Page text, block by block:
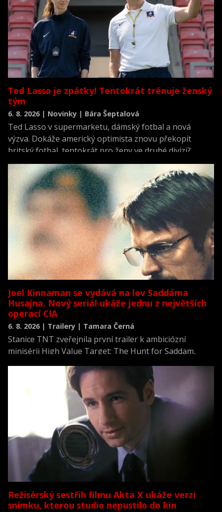
Ted Lasso je zpátky! Tentokrát trénuje ženský
tým
6. 8. 2026 | Novinky | Bára Šeptalová
Ted Lasso v supermarketu, dámský fotbal a nová
výzva. Dokáže americký optimista znovu překopit
britský fotbal, tentokrát pro ženy ve druhé divizi?
Joel Kinnaman se vydává na lov Saddáma
Husajna. Nový seriál ukáže jednu z největších
operací CIA
6. 8. 2026 | Trailery | Tamara Černá
Stanice TNT zveřejnila první trailer k ambiciózní
minisérii High Value Target: The Hunt for Saddam,
novodobých dějin.
Režisérský sestřih filmu Akta X ukáže verzi
snímku, kterou studio nepustilo do kin